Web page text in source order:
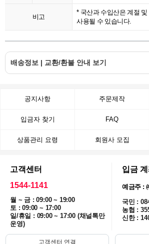
비고
* 국산과 수입산은 계절
사용될 수 있습니다.
배송정보 | 교환/환불 안내 보기
공지사항 주문제작
입금자 찾기 FAQ
상품관리 요령 회원사 모집
고객센터
1544-1141
월 ~ 금 : 09:00 ~ 19:00
토 : 09:00 ~ 17:00
일/휴일 : 09:00 ~ 17:00 (채널톡만
운영)
입금
예금주 :
국민 :
농협 :
신한 :
고객센터 연결